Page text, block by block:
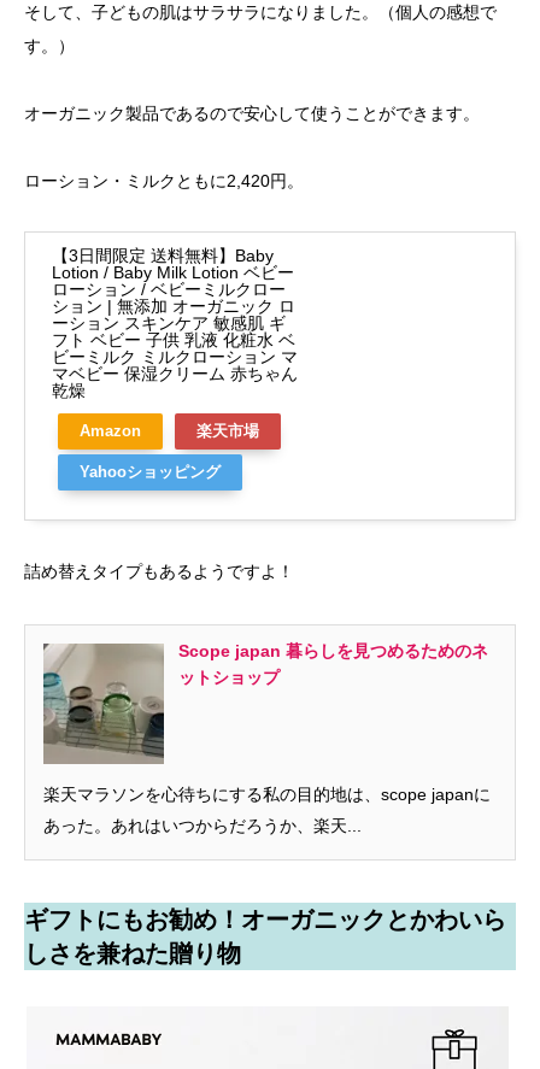
そして、子どもの肌はサラサラになりました。（個人の感想で
す。）
オーガニック製品であるので安心して使うことができます。
ローション・ミルクともに2,420円。
【3日間限定 送料無料】Baby
Lotion / Baby Milk Lotion ベビー
ローション / ベビーミルクロー
ション | 無添加 オーガニック ロ
ーション スキンケア 敏感肌 ギ
フト ベビー 子供 乳液 化粧水 ベ
ビーミルク ミルクローション マ
マベビー 保湿クリーム 赤ちゃん
乾燥
Amazon 楽天市場
Yahooショッピング
詰め替えタイプもあるようですよ！
Scope japan 暮らしを見つめるためのネ
ットショップ
楽天マラソンを心待ちにする私の目的地は、scope japanに
あった。あれはいつからだろうか、楽天...
ギフトにもお勧め！オーガニックとかわいら
しさを兼ねた贈り物